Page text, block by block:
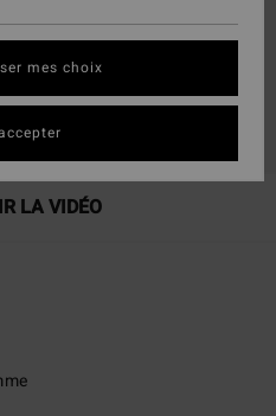
LA VIDÉO
mes choix